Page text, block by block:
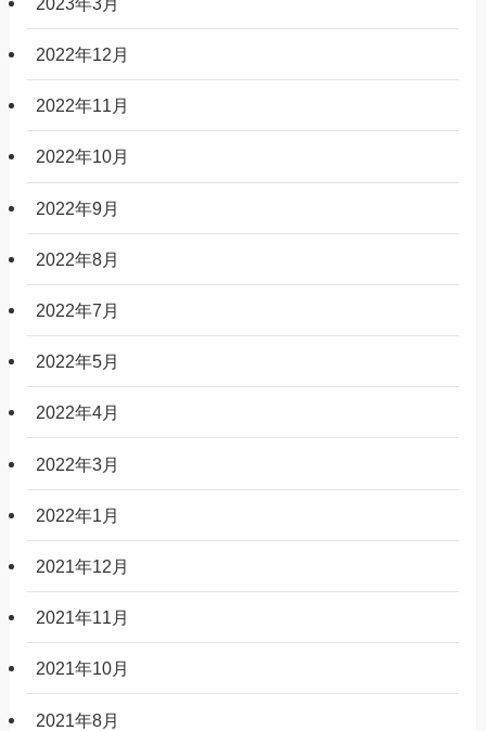
2022年12月
2022年11月
2022年10月
2022年9月
2022年8月
2022年7月
2022年5月
2022年4月
2022年3月
2022年1月
2021年12月
2021年11月
2021年10月
2021年8月